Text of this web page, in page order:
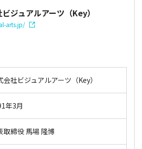
ジュアルアーツ（Key）
arts.jp/
会社ビジュアルアーツ（Key）
年3月
取締役 馬場 隆博